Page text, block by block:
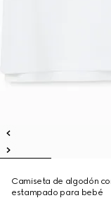
Camiseta de algodón
estampado para bebé